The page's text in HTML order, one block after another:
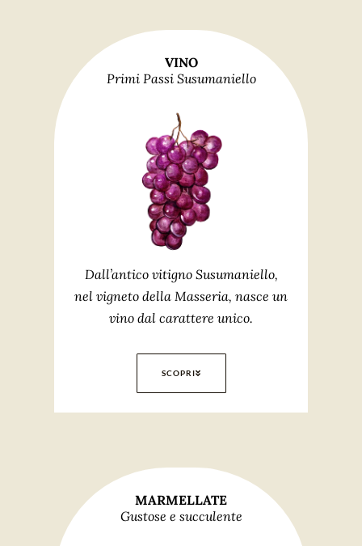
VINO
Primi Passi Susumaniello
Dall’antico vitigno Susumaniello,
nel vigneto della Masseria, nasce un
vino dal carattere unico.
SCOPRI
MARMELLATE
Gustose e succulente